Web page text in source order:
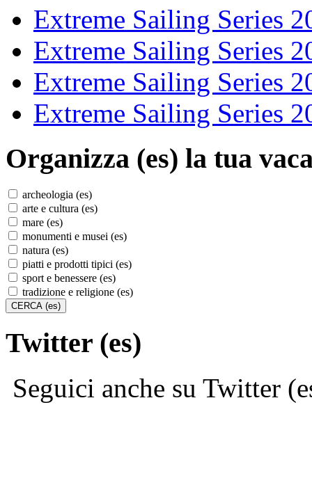
Extreme Sailing Series
Extreme Sailing Series
Extreme Sailing Series
Extreme Sailing Series
Organizza (es) la tua
archeologia (es)
arte e cultura (es)
mare (es)
monumenti e musei (es)
natura (es)
piatti e prodotti tipici (es)
sport e benessere (es)
tradizione e religione (es)
Twitter (es)
Seguici anche su Twitter